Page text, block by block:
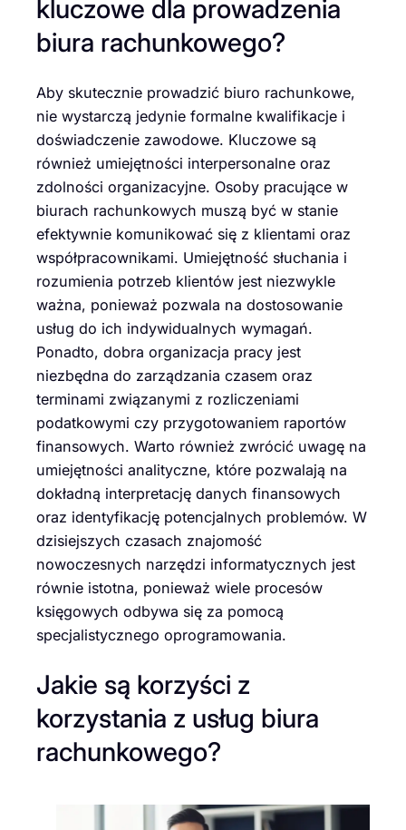
kluczowe dla prowadzenia
biura rachunkowego?
Aby skutecznie prowadzić biuro rachunkowe,
nie wystarczą jedynie formalne kwalifikacje i
doświadczenie zawodowe. Kluczowe są
również umiejętności interpersonalne oraz
zdolności organizacyjne. Osoby pracujące w
biurach rachunkowych muszą być w stanie
efektywnie komunikować się z klientami oraz
współpracownikami. Umiejętność słuchania i
rozumienia potrzeb klientów jest niezwykle
ważna, ponieważ pozwala na dostosowanie
usług do ich indywidualnych wymagań.
Ponadto, dobra organizacja pracy jest
niezbędna do zarządzania czasem oraz
terminami związanymi z rozliczeniami
podatkowymi czy przygotowaniem raportów
finansowych. Warto również zwrócić uwagę na
umiejętności analityczne, które pozwalają na
dokładną interpretację danych finansowych
oraz identyfikację potencjalnych problemów. W
dzisiejszych czasach znajomość
nowoczesnych narzędzi informatycznych jest
równie istotna, ponieważ wiele procesów
księgowych odbywa się za pomocą
specjalistycznego oprogramowania.
Jakie są korzyści z
korzystania z usług biura
rachunkowego?